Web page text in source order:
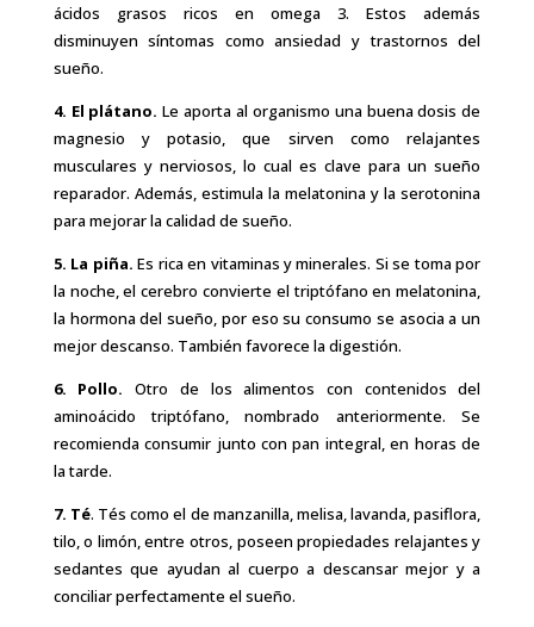
ácidos grasos ricos en omega 3. Estos además
disminuyen síntomas como ansiedad y trastornos del
sueño.
4. El plátano. Le aporta al organismo una buena dosis de
magnesio y potasio, que sirven como relajantes
musculares y nerviosos, lo cual es clave para un sueño
reparador. Además, estimula la melatonina y la serotonina
para mejorar la calidad de sueño.
5. La piña. Es rica en vitaminas y minerales. Si se toma por
la noche, el cerebro convierte el triptófano en melatonina,
la hormona del sueño, por eso su consumo se asocia a un
mejor descanso. También favorece la digestión.
6. Pollo.Otro de los alimentos con contenidos del
aminoácido triptófano, nombrado anteriormente. Se
recomienda consumir junto con pan integral, en horas de
la tarde.
7. Té. Tés como el de manzanilla, melisa, lavanda, pasiflora,
tilo, o limón, entre otros, poseen propiedades relajantes y
sedantes que ayudan al cuerpo a descansar mejor y a
conciliar perfectamente el sueño.